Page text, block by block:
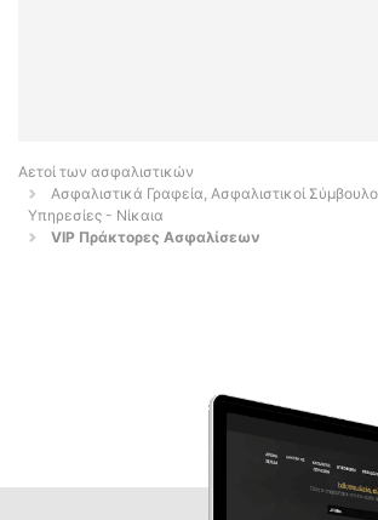
Αετοί των ασφαλιστικών
Ασφαλιστικά Γραφεία, Ασφαλιστικοί
Υπηρεσίες - Νίκαια
VIP Πράκτορες Ασφαλίσεων